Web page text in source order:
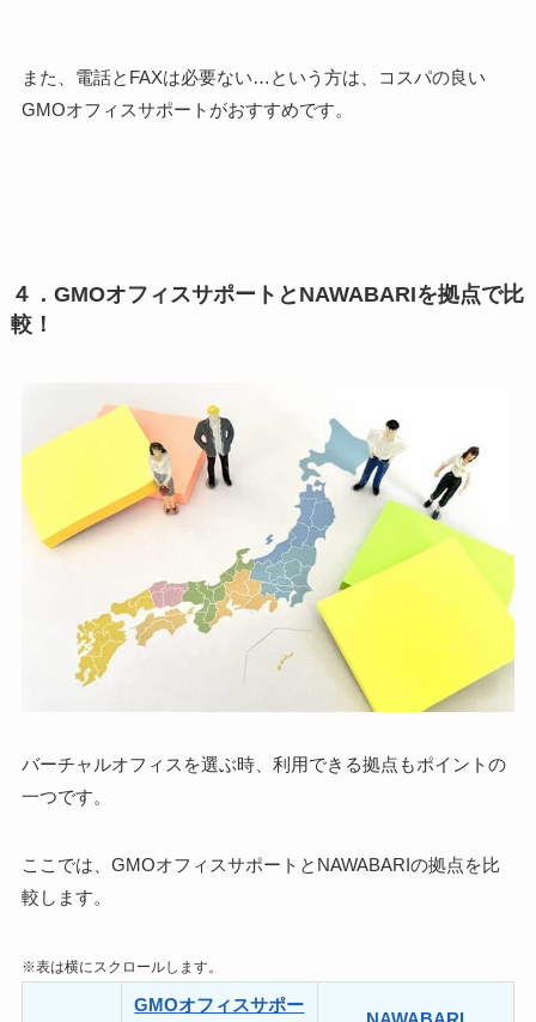
また、 電話とFAXは必要ない…という方は、コスパの良い
GMOオフィスサポート がおすすめです。
４．GMOオフィスサポートとNAWABARIを拠点で比
較！
バーチャルオフィスを選ぶ時、利用できる拠点もポイントの
一つです。
ここでは、GMOオフィスサポートとNAWABARIの拠点を比
較 します。
※表は横にスクロールします。
GMOオフィスサポー